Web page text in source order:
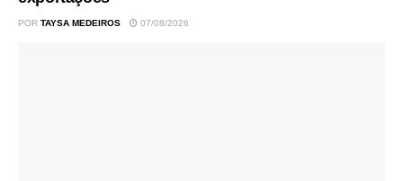
POR TAYSA MEDEIROS 07/08/2026